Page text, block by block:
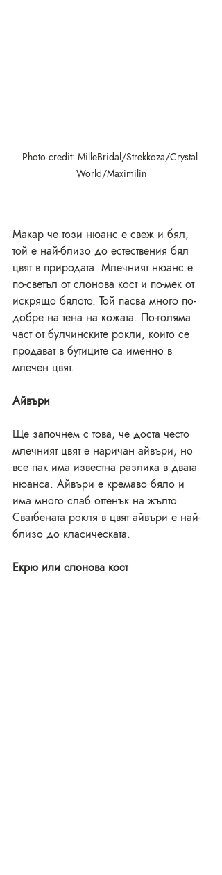
Photo credit: MilleBridal/Strekkoza/Crystal
World/Maximilin
Макар че този нюанс е свеж и бял,
той е най-близо до естествения бял
цвят в природата. Млечният нюанс е
по-светъл от слонова кост и по-мек от
искрящо бялото. Той пасва много по-
добре на тена на кожата. По-голяма
част от булчинските рокли, които се
продават в бутиците са именно в
млечен цвят.
Айвъри
Ще започнем с това, че доста често
млечният цвят е наричан айвъри, но
все пак има известна разлика в двата
нюанса. Айвъри е кремаво бяло и
има много слаб оттенък на жълто.
Сватбената рокля в цвят айвъри е най-
близо до класическата.
Екрю или слонова кост